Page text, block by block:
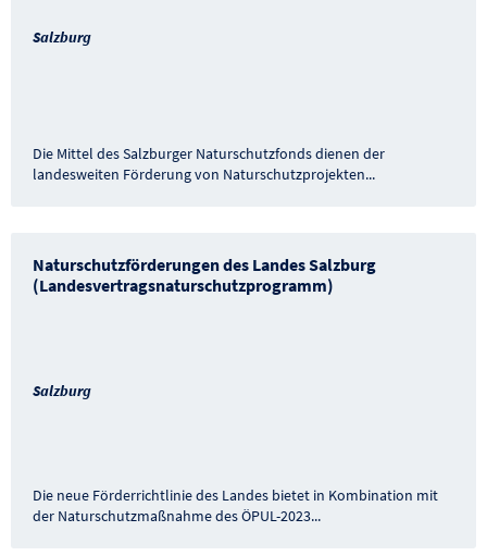
Salzburg
Die Mittel des Salzburger Naturschutzfonds dienen der
landesweiten Förderung von Naturschutzprojekten...
Naturschutzförderungen des Landes Salzburg
(Landesvertragsnaturschutzprogramm)
Salzburg
Die neue Förderrichtlinie des Landes bietet in Kombination mit
der Naturschutzmaßnahme des ÖPUL-2023...